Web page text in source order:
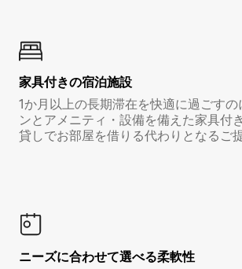
家具付き⁠の宿⁠泊⁠施⁠設
1か月以上の長期滞在を快適に過ごす
ンとアメニティ・設備を備えた家具付
貸しでお部屋を借りる代わりとなるご
ニーズに合わせて選べる柔軟性